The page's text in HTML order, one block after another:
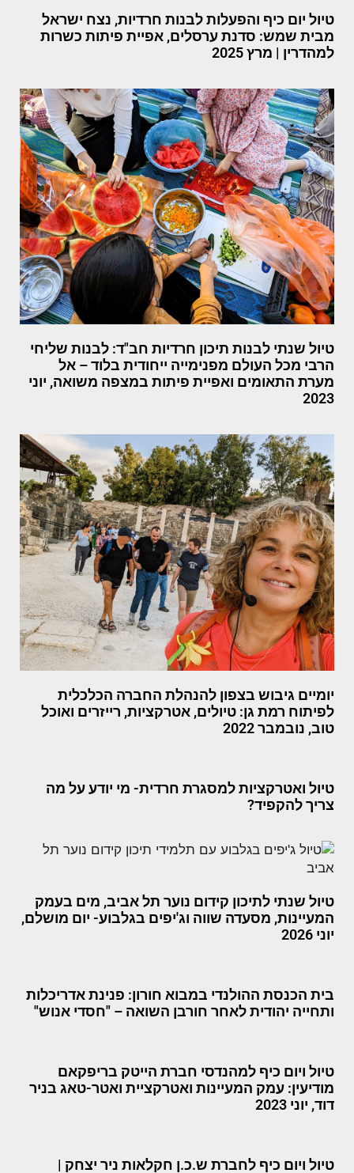
טיול יום כיף והפעלות לבנות חרדיות, נצח ישראל
מבית שמש: סדנת ערסלים, אפיית פיתות כשרות
למהדרין | מרץ 2025
טיול שנתי לבנות תיכון חרדיות חב"ד: לבנות שליחי
הרבי מכל העולם מפנימייה ייחודית בלוד – אל
מערת התאומים ואפיית פיתות במצפה משואה, יוני
2023
יומיים גיבוש בצפון להנהלת החברה הכלכלית
לפיתוח רמת גן: טיולים, אטרקציות, רייזרים ואוכל
טוב, נובמבר 2022
טיול ואטרקציות למסגרת חרדית- מי יודע על מה
צריך להקפיד?
טיול שנתי לתיכון קידום נוער תל אביב, מים בעמק
המעיינות, מסעדה שווה וג'יפים בגלבוע- יום מושלם,
יוני 2026
בית הכנסת ההולנדי במבוא חורון: פנינת אדריכלות
ותחייה יהודית לאחר חורבן השואה – "חסדי אנוש"
טיול ויום כיף למהנדסי חברת הייטק בריפקאם
מודיעין: עמק המעיינות ואטרקציית ואטר-טאג בניר
דוד, יוני 2023
טיול ויום כיף לחברת ש.כ.ן חקלאות ניר יצחק |